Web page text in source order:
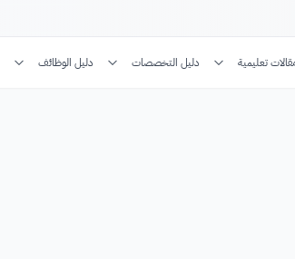
تعليمية دليل التخصصات دليل الوظائف